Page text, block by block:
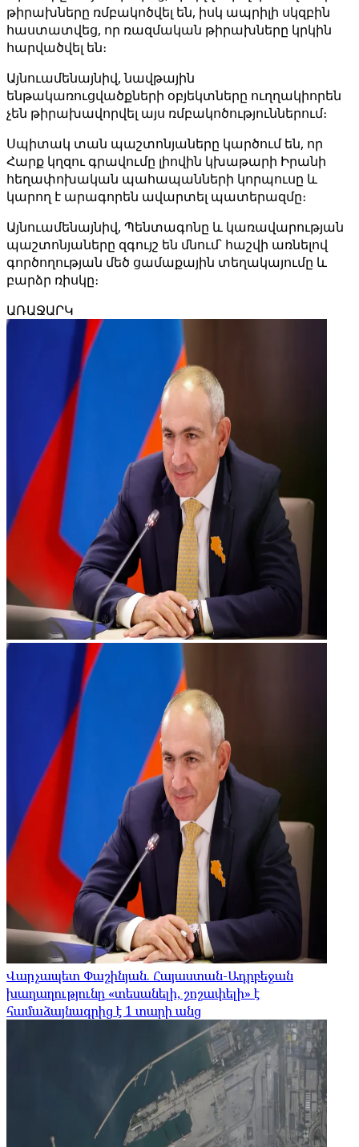
թիրախները ռմբակոծվել են, իսկ ապրիլի սկզբին
հաստատվեց, որ ռազմական թիրախները կրկին
հարվածվել են։
Այնուամենայնիվ, նավթային
ենթակառուցվածքների օբյեկտները ուղղակիորեն
չեն թիրախավորվել այս ռմբակոծություններում։
Սպիտակ տան պաշտոնյաները կարծում են, որ
Հարք կղզու գրավումը լիովին կխաթարի Իրանի
հեղափոխական պահապանների կորպուսը և
կարող է արագորեն ավարտել պատերազմը։
Այնուամենայնիվ, Պենտագոնը և կառավարության
պաշտոնյաները զգույշ են մնում՝ հաշվի առնելով
գործողության մեծ ցամաքային տեղակայումը և
բարձր ռիսկը։
ԱՌԱՋԱՐԿ
Վարչապետ Փաշինյան. Հայաստան-Ադրբեջան
խաղաղությունը «տեսանելի, շոշափելի» է
համաձայնագրից է 1 տարի անց